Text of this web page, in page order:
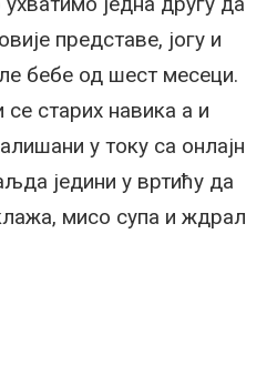
представе, јогу и
бебе од шест месеци.
старих навика а и
у току са онлајн
једини у вртићу да
мисо супа и ждрал